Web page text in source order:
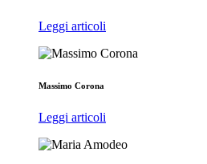
Leggi articoli
Massimo Corona
Leggi articoli